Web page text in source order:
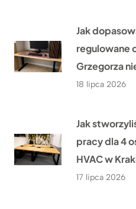
Jak
regulowane
Grzegorza
18 lipca 2026
Jak
pracy dla 4
HVAC w
17 lipca 2026